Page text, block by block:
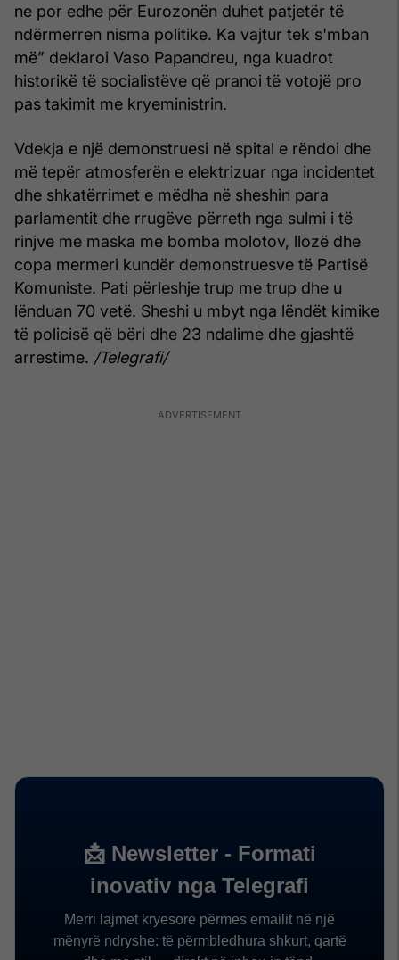
ne por edhe për Eurozonën duhet patjetër të
ndërmerren nisma politike. Ka vajtur tek s'mban
më” deklaroi Vaso Papandreu, nga kuadrot
historikë të socialistëve që pranoi të votojë pro
pas takimit me kryeministrin.
Vdekja e një demonstruesi në spital e rëndoi dhe
më tepër atmosferën e elektrizuar nga incidentet
dhe shkatërrimet e mëdha në sheshin para
parlamentit dhe rrugëve përreth nga sulmi i të
rinjve me maska me bomba molotov, llozë dhe
copa mermeri kundër demonstruesve të Partisë
Komuniste. Pati përleshje trup me trup dhe u
lënduan 70 vetë. Sheshi u mbyt nga lëndët kimike
të policisë që bëri dhe 23 ndalime dhe gjashtë
arrestime. /Telegrafi/